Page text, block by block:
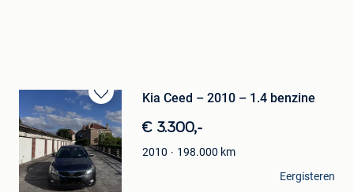
Bewaren
in
Mijn
Favorieten
Kia Ceed – 2010 – 1.4 benzine
€ 3.300,-
2010 198.000 km
Ayoub
Zaventem
Eergisteren